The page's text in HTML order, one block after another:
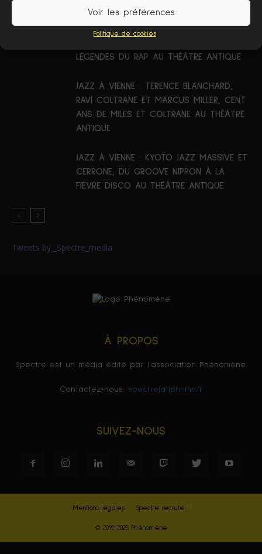
Voir les préférences
Politique de cookies
JAZZ À VIENNE : LAKECIA BENJAMIN ET DE
LÉGENDES DU RAP AU THÉÂTRE ANTIQUE
JAZZ À VIENNE : TERENCE BLANCHARD,
RAVI COLTRANE ET MARCUS MILLER, CENT
ANS DE MILES ET COLTRANE AU THÉÂTRE
ANTIQUE
JAZZ À VIENNE : KYOTO JAZZ MASSIVE ET
CERRONE, DU GROOVE NIPPON À LA
FIÈVRE DISCO AU THÉÂTRE ANTIQUE
Tweets by _Spectre_media
À PROPOS
Spectre est un média édité par l'association Phénomène.
Contactez-nous: spectre(at)phnmn.fr
SUIVEZ-NOUS
Mentions légales Spectre recrute !
© 2019-2025 Phénomène